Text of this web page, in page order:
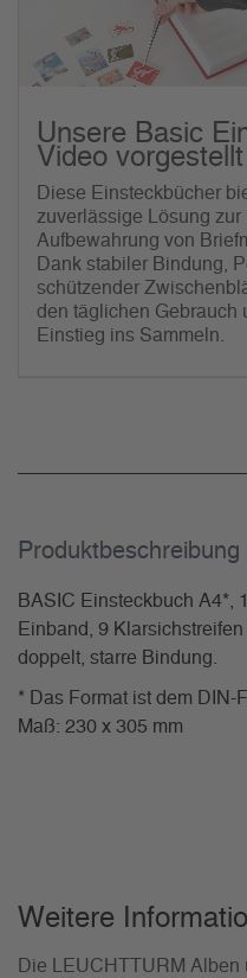
Unsere Basic
Video vorgestellt
Diese Einsteckbücher
zuverlässige Lösung
Aufbewahrung von
Dank stabiler Bindung,
schützender
den täglichen Gebrauch
Einstieg ins Sammeln.
Produkt­beschreibung
BASIC Einsteckbuch A4*,
Einband, 9
doppelt, starre Bindung.
* Das Format ist dem DIN-
Maß: 230 x 305 mm
Weitere
Die LEUCHTTURM